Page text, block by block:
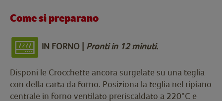
Come si preparano
IN FORNO | Pronti in 12 minuti.
Disponi le Crocchette ancora surgelate su una teglia
con della carta da forno. Posiziona la teglia nel ripiano
centrale in forno ventilato preriscaldato a 220°C e